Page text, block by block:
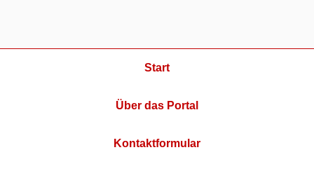
Start
Über das Portal
Kontaktformular